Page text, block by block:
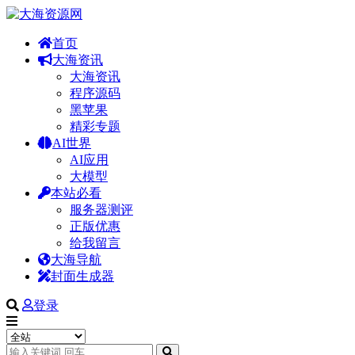
首页
大海资讯
大海资讯
程序源码
黑苹果
精彩专题
AI世界
AI应用
大模型
本站必看
服务器测评
正版优惠
给我留言
大海导航
封面生成器
登录